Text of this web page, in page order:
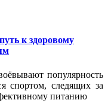
к здоровому
популярность
спортом, следящих за
питанию